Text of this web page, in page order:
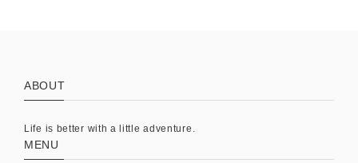
ABOUT
Life is better with a little adventure.
MENU